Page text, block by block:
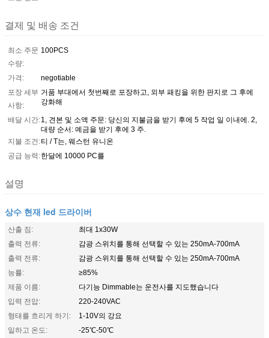
결제 및 배송 조건
최소 주문
수량:
100PCS
가격:
negotiable
포장 세부
사항:
거품 부대에서 첫번째로 포장하고, 외부 패킹을 위한 판지로 그 후에
강화해
배달 시간:1, 견본 및 소액 주문: 당신의 지불금을 받기 후에 5 작업 일 이내에. 2,
대량 순서: 예금을 받기 후에 3 주.
지불 조건:티 / T는, 웨스턴 유니온
공급 능력:한달에 10000 PC를
설명
상수 현재 led 드라이버
산출 짐:
최대 1x30W
출력 전류:
감광 스위치를 통해 선택할 수 있는 250mA-700mA
출력 전류:
감광 스위치를 통해 선택할 수 있는 250mA-700mA
능률:
≥85%
제품 이름:
다기능 Dimmable는 운전사를 지도했습니다
입력 전압:
220-240VAC
형태를 흐리게 하기:
1-10V의 강요
일하고 온도:
-25℃-50℃